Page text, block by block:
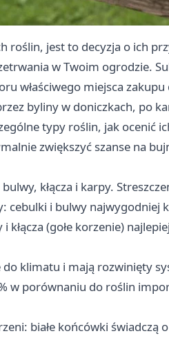
jest to decyzja o ich
w Twoim ogrodzie.
właściwego miejsca
byliny w doniczkach, po
typy roślin, jak ocenić
zwiększyć szanse na
kłącza i karpy.
cebulki i bulwy najwygodniej
(gołe korzenie)
do klimatu i mają rozwinięty
w porównaniu do roślin
białe końcówki świadczą